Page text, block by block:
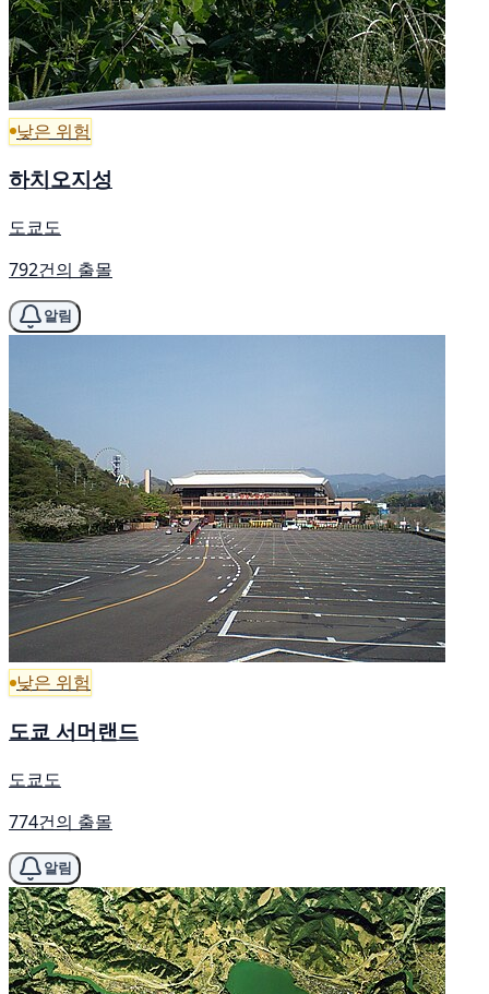
낮은 위험
하치오지성
도쿄도
792건의 출몰
알림
낮은 위험
도쿄 서머랜드
도쿄도
774건의 출몰
알림